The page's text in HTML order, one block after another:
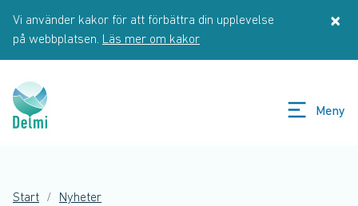
Vi använder kakor för att förbättra din upplevelse
på webbplatsen. Läs mer om kakor
×
Meny
Start
Nyheter